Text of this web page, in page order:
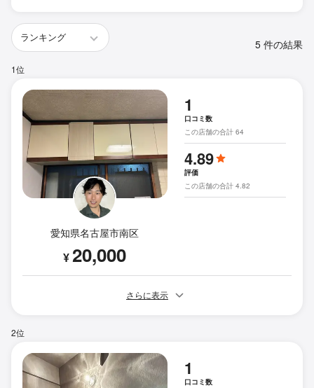
5 件の結果
1位
愛知県名古屋市南区
¥20,000
1
口コミ数
この店舗の合計 64
4.89
評価
この店舗の合計 4.82
さらに表示
2位
1
口コミ数